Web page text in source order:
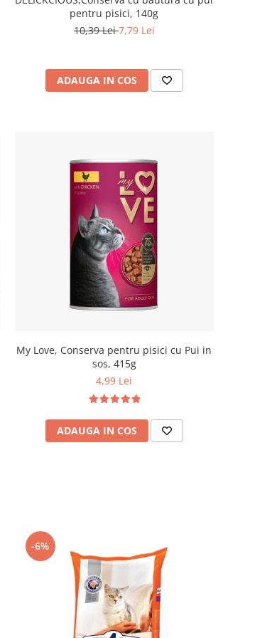
pentru pisici, 140g
10,39 Lei7,79 Lei
ADAUGA IN COS
My Love, Conserva pentru pisici cu Pui in
sos, 415g
4,99 Lei
ADAUGA IN COS
-6%